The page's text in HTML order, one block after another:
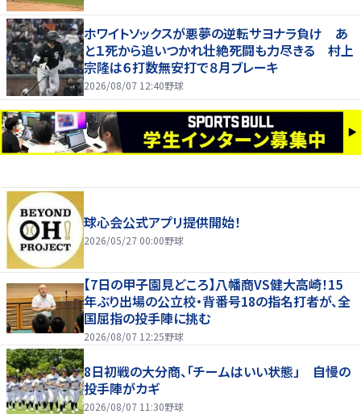
ホワイトソックスが悪夢の逆転サヨナラ負け あ
と１死から追いつかれ壮絶死闘も力尽きる 村上
宗隆は６打数無安打で８月ブレーキ
2026/08/07 12:40野球
球心会公式アプリ提供開始！
2026/05/27 00:00野球
【7日の甲子園見どころ】八幡商VS健大高崎！15
年ぶり出場の公立校・背番号18の指名打者が、全
国屈指の投手陣に挑む
2026/08/07 12:25野球
8日初戦の大分商、「チームはいい状態」 自慢の
投手陣がカギ
2026/08/07 11:30野球